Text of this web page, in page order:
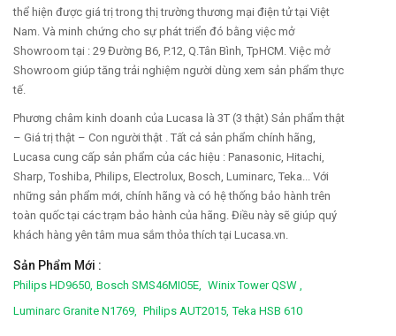
thể hiện được giá trị trong thị trường thương mại điện tử tại Việt
Nam. Và minh chứng cho sự phát triển đó bằng việc mở
Showroom tại : 29 Đường B6, P.12, Q.Tân Bình, TpHCM. Việc mở
Showroom giúp tăng trải nghiệm người dùng xem sản phẩm thực
tế.
Phương châm kinh doanh của Lucasa là 3T (3 thật) Sản phẩm thật
– Giá trị thật – Con người thật . Tất cả sản phẩm chính hãng,
Lucasa cung cấp sản phẩm của các hiệu : Panasonic, Hitachi,
Sharp, Toshiba, Philips, Electrolux, Bosch, Luminarc, Teka... Với
những sản phẩm mới, chính hãng và có hệ thống bảo hành trên
toàn quốc tại các trạm bảo hành của hãng. Điều này sẽ giúp quý
khách hàng yên tâm mua sắm thỏa thích tại Lucasa.vn.
Sản Phẩm Mới :
Philips HD9650, Bosch SMS46MI05E,
Winix Tower QSW ,
Luminarc Granite N1769,
Philips AUT2015, Teka HSB 610